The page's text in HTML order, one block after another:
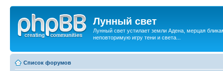
Лунный свет
Лунный свет устилает земли Адена, мерцая
неповторимую игру тени и света...
Список форумов